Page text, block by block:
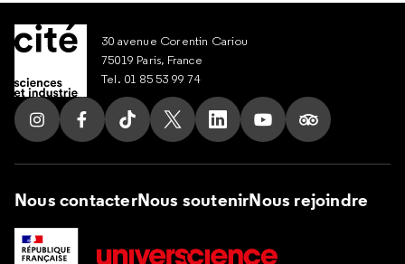
30 avenue Corentin Cariou
75019 Paris, France
Tel. 01 85 53 99 74
Suivez nous sur Instagram
Suivez nous sur Facebook
Suivez nous sur Tik Tok
Suivez nous sur X
Suivez nous sur LinkedIn
Suivez nous sur
Suivez nous
Nous contacterNous soutenirNous rejoindre